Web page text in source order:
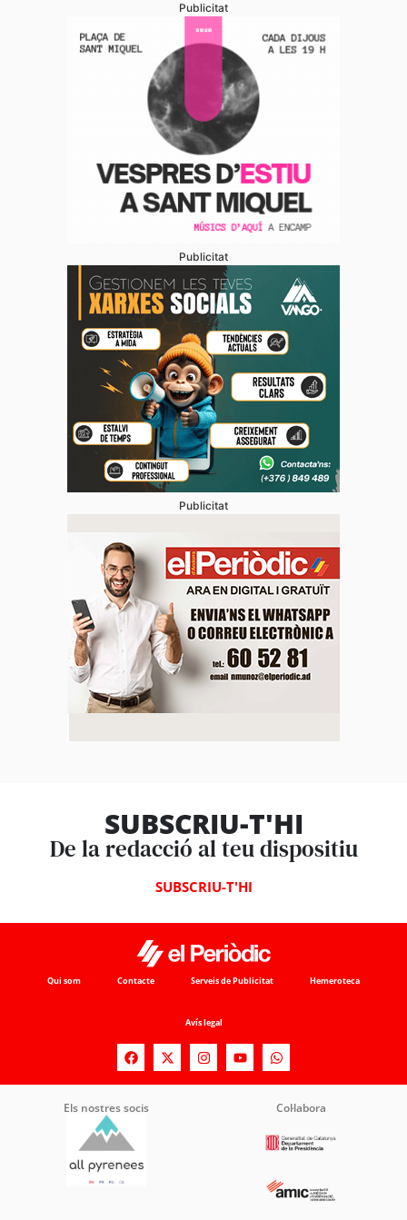
Publicitat
Publicitat
Publicitat
SUBSCRIU-T'HI
De la redacció al teu dispositiu
SUBSCRIU-T'HI
Qui som Contacte Serveis de Publicitat Hemeroteca
Avís legal
Els nostres socis Col·labora